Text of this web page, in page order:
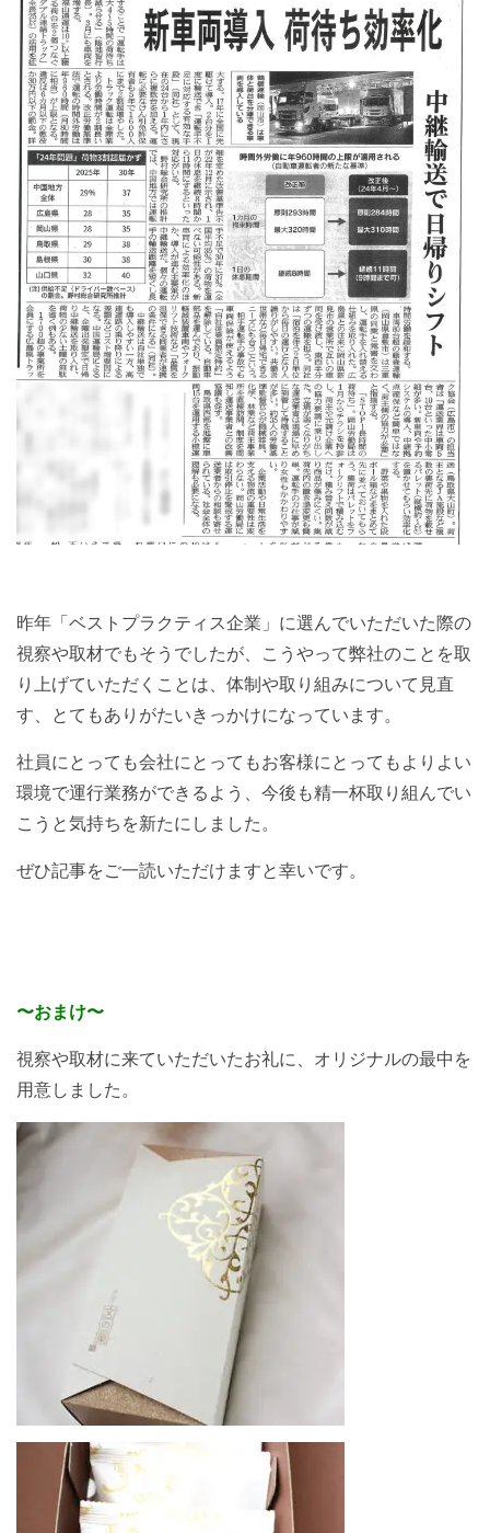
昨年「ベストプラクティス企業」に選んでいただいた際の
視察や取材でもそうでしたが、こうやって弊社のことを取
り上げていただくことは、体制や取り組みについて見直
す、とてもありがたいきっかけになっています。
社員にとっても会社にとってもお客様にとってもよりよい
環境で運行業務ができるよう、今後も精一杯取り組んでい
こうと気持ちを新たにしました。
ぜひ記事をご一読いただけますと幸いです。
〜おまけ〜
視察や取材に来ていただいたお礼に、オリジナルの最中を
用意しました。